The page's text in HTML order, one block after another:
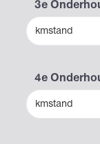
3e
kmstand
4e
kmstand